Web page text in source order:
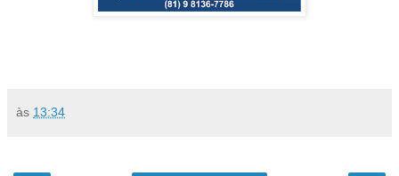
às 13:34